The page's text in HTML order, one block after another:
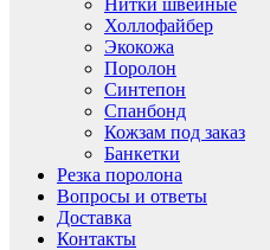
Холлофайбер
Экокожа
Поролон
Синтепон
Спанбонд
Кожзам под заказ
Банкетки
Резка поролона
Вопросы и ответы
Доставка
Контакты